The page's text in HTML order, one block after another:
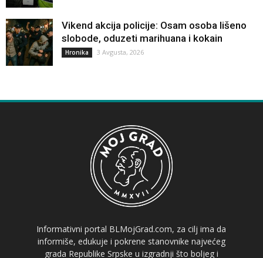
Vikend akcija policije: Osam osoba lišeno
slobode, oduzeti marihuana i kokain
Hronika 3 Avgusta, 2026
Informativni portal BLMojGrad.com, za cilj ima da
informiše, edukuje i pokrene stanovnike najvećeg
grada Republike Srpske u izgradnji što boljeg i